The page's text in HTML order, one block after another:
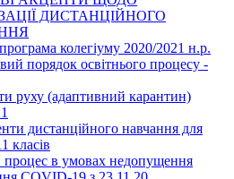
ДИСТАНЦІЙНОГО
колегіуму 2020/2021 н.р.
порядок освітнього процесу -
руху (адаптивний карантин)
дистанційного навчання для
класів
процес в умовах недопущення